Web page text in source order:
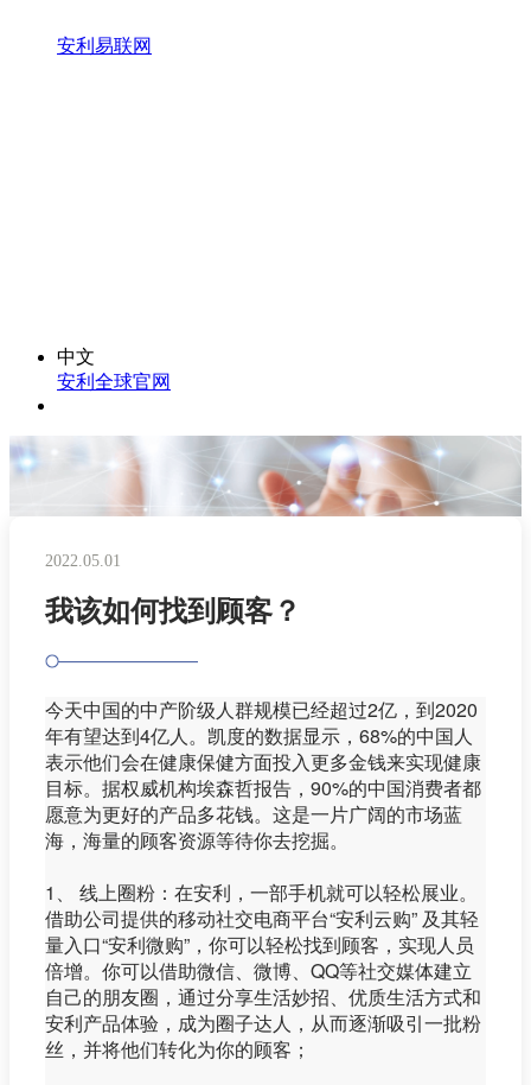
安利易联网
中文
安利全球官网
2022.05.01
我该如何找到顾客？
今天中国的中产阶级人群规模已经超过2亿，到2020
年有望达到4亿人。凯度的数据显示，68%的中国人
表示他们会在健康保健方面投入更多金钱来实现健康
目标。据权威机构埃森哲报告，90%的中国消费者都
愿意为更好的产品多花钱。这是一片广阔的市场蓝
海，海量的顾客资源等待你去挖掘。
1、 线上圈粉：在安利，一部手机就可以轻松展业。
借助公司提供的移动社交电商平台“安利云购” 及其轻
量入口“安利微购”，你可以轻松找到顾客，实现人员
倍增。你可以借助微信、微博、QQ等社交媒体建立
自己的朋友圈，通过分享生活妙招、优质生活方式和
安利产品体验，成为圈子达人，从而逐渐吸引一批粉
丝，并将他们转化为你的顾客；